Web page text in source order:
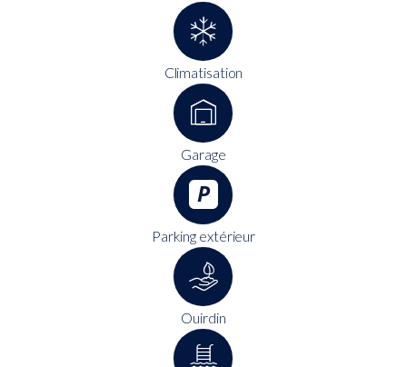
Climatisation
Garage
Parking extérieur
Ouirdin